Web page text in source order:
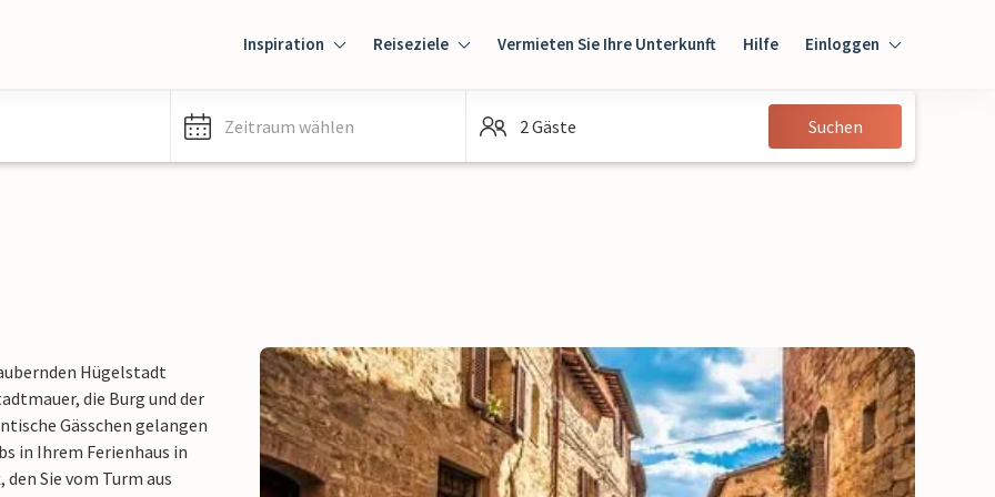
Inspiration Reiseziele Vermieten Sie Ihre Unterkunft Hilfe Einloggen
Einloggen
Gast
Zeitraum wählen 2 Gäste Suchen
Hügelstadt
die Burg und der
Gässchen gelangen
in Ihrem Ferienhaus in
, den Sie vom Turm aus